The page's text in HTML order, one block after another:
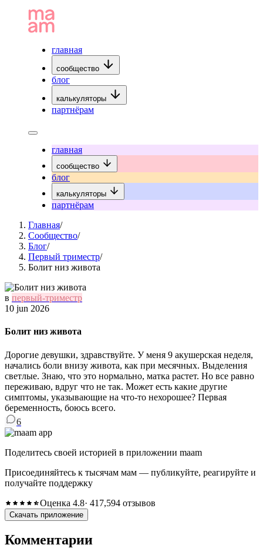
главная
сообщество
блог
калькуляторы
партнёрам
главная
сообщество
блог
калькуляторы
партнёрам
Главная/
Сообщество/
Блог/
Первый триместр/
Болит низ живота
в первый-триместр
10 jun 2026
Болит низ живота
Дорогие девушки, здравствуйте. У меня 9 акушерская неделя,
начались боли внизу живота, как при месячных. Выделения
светлые. Знаю, что это нормально, матка растет. Но все равно
переживаю, вдруг что не так. Может есть какие другие
симптомы, указывающие на что-то нехорошее? Первая
беременность, боюсь всего.
6
Поделитесь своей историей в приложении maam
Присоединяйтесь к тысячам мам — публикуйте, реагируйте и
получайте поддержку
Оценка 4.8· 417,594 отзывов
Скачать приложение
Комментарии